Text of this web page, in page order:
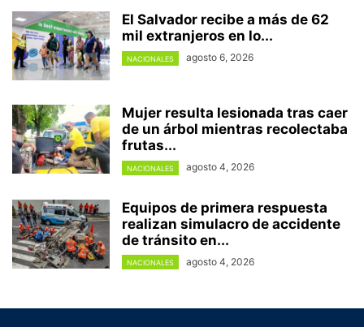
El Salvador recibe a más de 62
mil extranjeros en lo...
NACIONALES agosto 6, 2026
Mujer resulta lesionada tras caer
de un árbol mientras recolectaba
frutas...
NACIONALES agosto 4, 2026
Equipos de primera respuesta
realizan simulacro de accidente
de tránsito en...
NACIONALES agosto 4, 2026